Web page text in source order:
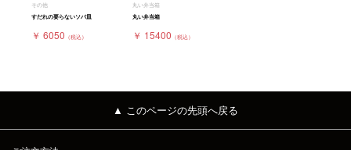
その他
すだれの要らないソバ皿
￥ 6050 （税込）
丸い弁当箱
丸い弁当箱
￥ 15400 （税込）
▲ このページの先頭へ戻る